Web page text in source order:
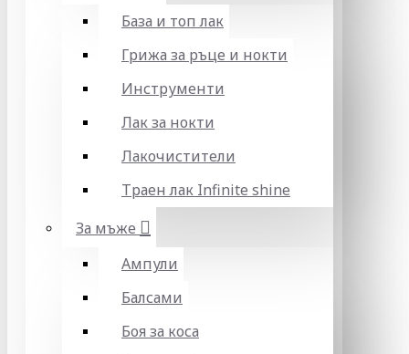
База и топ лак
Грижа за ръце и нокти
Инструменти
Лак за нокти
Лакочистители
Траен лак Infinite shine
За мъже
Ампули
Балсами
Боя за коса